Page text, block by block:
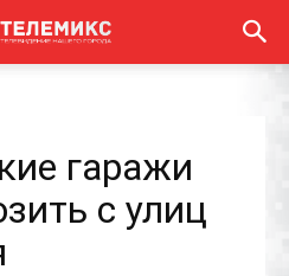
гаражи
с улиц